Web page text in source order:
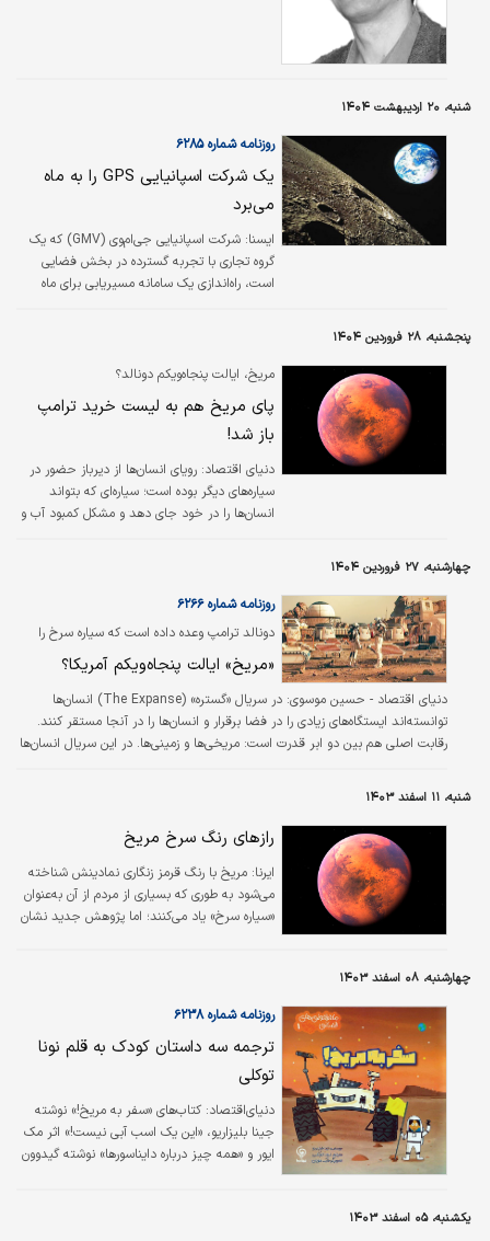
شنبه، ۲۰ اردیبهشت ۱۴۰۴
روزنامه شماره ۶۲۸۵
یک شرکت اسپانیایی GPS را به ماه
می‌برد
ایسنا: شرکت اسپانیایی جی‌ام‌وی (GMV) که یک
گروه تجاری با تجربه گسترده در بخش فضایی
است، راه‌اندازی یک سامانه مسیریابی برای ماه
مهاجران آینده در جهت حرکت آسان‌تر در سطح
پنجشنبه، ۲۸ فروردین ۱۴۰۴
مریخ، ایالت پنجاه‌ویکم دونالد؟
پای مریخ هم به لیست خرید ترامپ
باز شد!
دنیای اقتصاد: رویای انسان‌ها از دیرباز حضور در
سیاره‌های دیگر بوده است؛ سیاره‌ای که بتواند
انسان‌ها را در خود جای دهد و مشکل کمبود آب و
شناخت از این سیاره دارند. ایلان ماسک نیز چند
سالی است که روی این سیاره تمرکز کرده است.
چهارشنبه، ۲۷ فروردین ۱۴۰۴
دونالد ترامپ وعده داده است که سیاره سرخ را
جزو خاک ایالات متحده کند؛
روزنامه شماره ۶۲۶۶
«مریخ» ایالت پنجاه‌ویکم آمریکا؟
دنیای اقتصاد - حسین موسوی:
در سریال «گستره» (The Expanse) انسان‌ها
توانسته‌اند ایستگاه‌های زیادی را در فضا برقرار و انسان‌ها را در آنجا مستقر کنند.
رقابت اصلی هم بین دو ابر قدرت است: مریخی‌ها و زمینی‌ها. در این سریال انسان‌ها
شوند.
شنبه، ۱۱ اسفند ۱۴۰۳
رازهای رنگ سرخ مریخ
ایرنا: مریخ با رنگ قرمز زنگاری نمادینش شناخته
می‌شود به طوری که بسیاری از مردم از آن به‌عنوان
«سیاره سرخ» یاد می‌کنند؛ اما پژوهش جدید نشان
چهارشنبه، ۰۸ اسفند ۱۴۰۳
روزنامه شماره ۶۲۳۸
ترجمه سه داستان کودک به قلم نونا
توکلی
دنیای‌اقتصاد: کتاب‌‌‌های «سفر به مریخ!» نوشته
جینا بلیزاریو، «این یک اسب آبی نیست!» اثر مک
ایور و «همه چیز درباره دایناسورها» نوشته گیدوون
یکشنبه، ۰۵ اسفند ۱۴۰۳